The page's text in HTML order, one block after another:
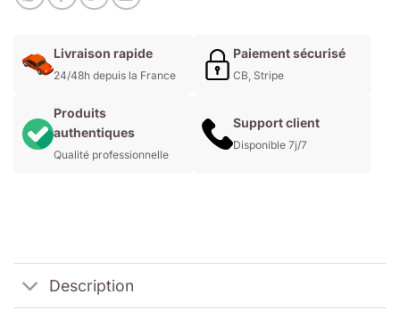
Livraison rapide
24/48h depuis la France
Paiement sécurisé
CB, Stripe
Produits
authentiques
Qualité professionnelle
Support client
Disponible 7j/7
Description